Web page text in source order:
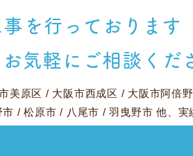
を行っております
お気軽にご相談くだ
美原区 / 大阪市西成区 / 大阪市阿倍
市 /松原市 / 八尾市 /羽曳野市 他、実